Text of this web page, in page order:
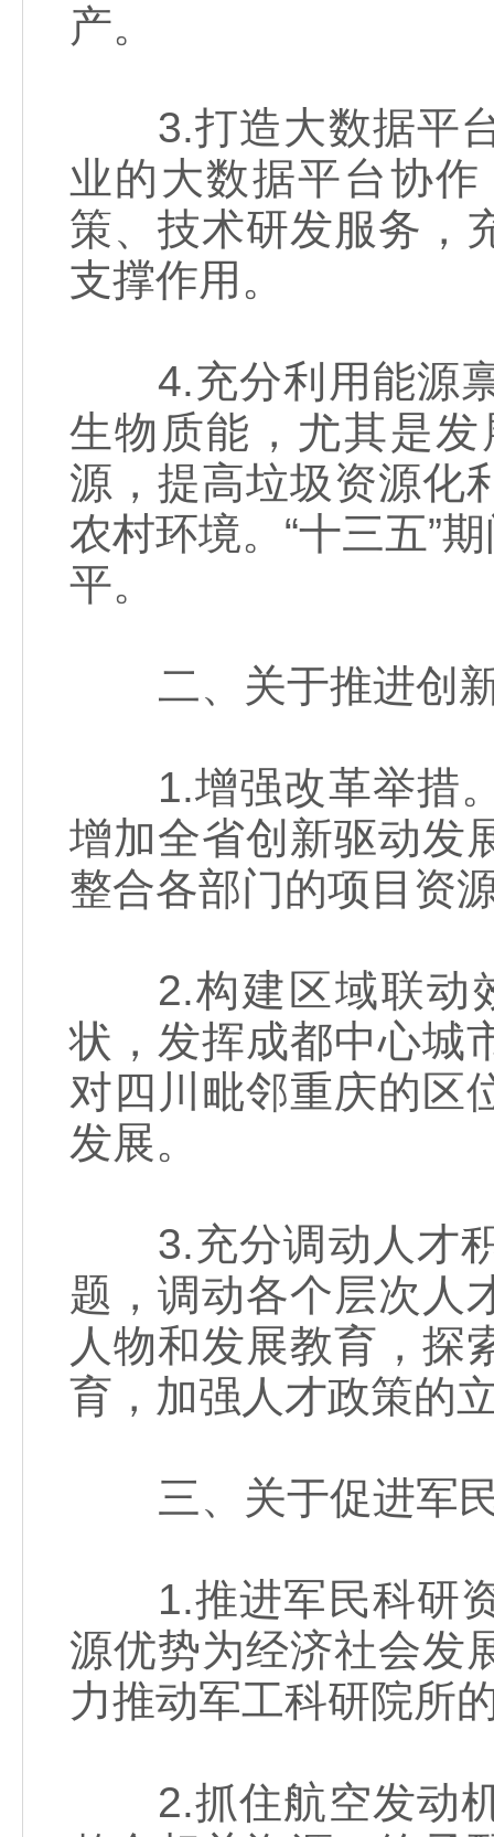
产。
3.打造大数据平台
业的大数据平台协
策、技术研发服务，
支撑作用。
4.充分利用能源禀
生物质能，尤其是
源，提高垃圾资源化
农村环境。“十三五”
平。
二、关于推进创新
1.增强改革举措。
增加全省创新驱动发
整合各部门的项目资
2.构建区域联动效
状，发挥成都中心城
对四川毗邻重庆的区
发展。
3.充分调动人才积
题，调动各个层次人
人物和发展教育，探
育，加强人才政策的
三、关于促进军民
1.推进军民科研资
源优势为经济社会发
力推动军工科研院所
2.抓住航空发动机